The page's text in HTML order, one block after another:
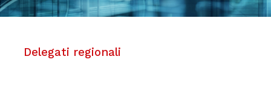
Delegati regionali